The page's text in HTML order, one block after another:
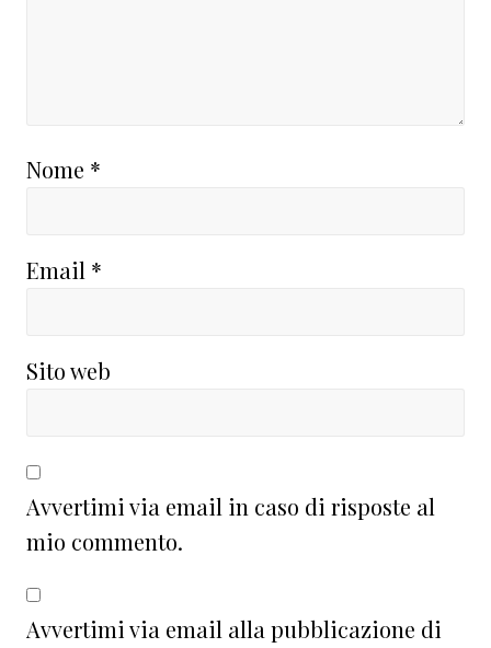
Nome *
Email *
Sito web
Avvertimi via email in caso di risposte al
mio commento.
Avvertimi via email alla pubblicazione di